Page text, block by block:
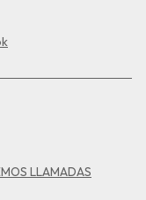
LLAMADAS